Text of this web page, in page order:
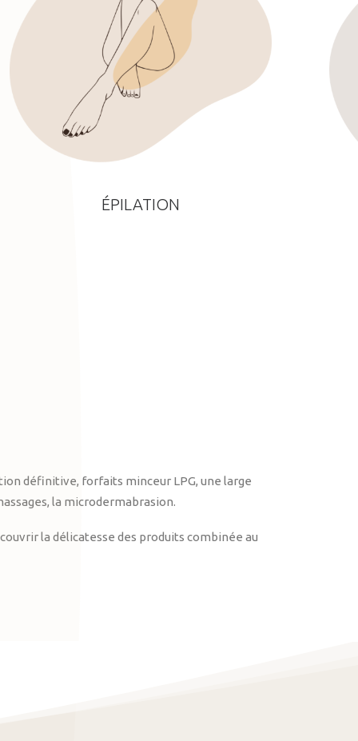
ÉPILATION
définitive, forfaits minceur LPG, une large
la microdermabrasion.
la délicatesse des produits combinée au